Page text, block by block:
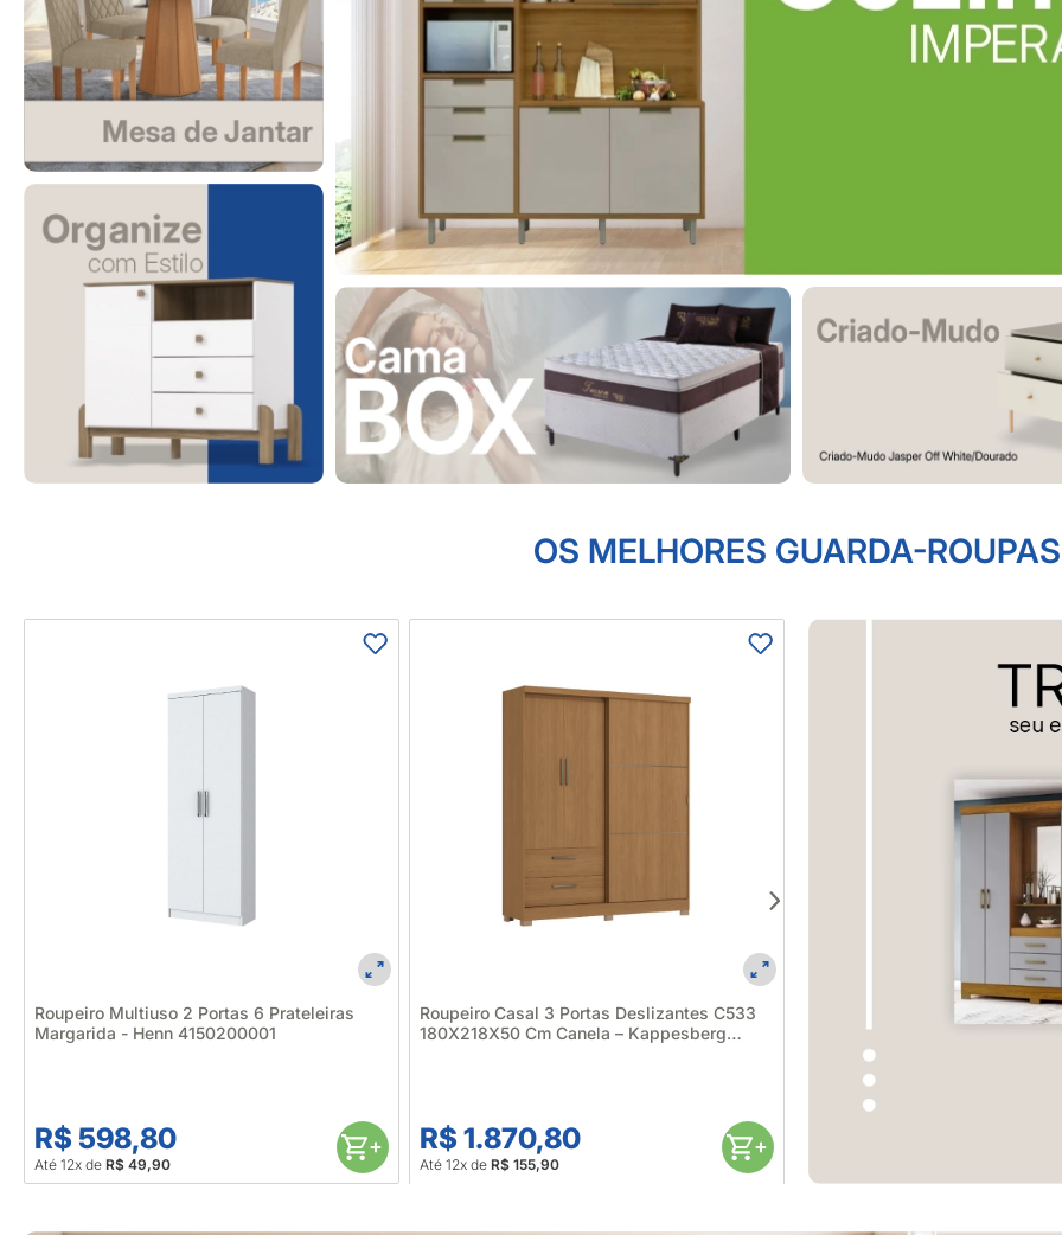
OS MELHORES GUARDA-ROUPAS
Roupeiro Multiuso 2 Portas 6 Prateleiras
Margarida - Henn 4150200001
R$ 598,80
Até 12x de R$ 49,90
Roupeiro Casal 3 Portas Deslizantes C533
180X218X50 Cm Canela – Kappesberg
R$ 1.870,80
Até 12x de R$ 155,90
132X201X41 - Moveis Estrela